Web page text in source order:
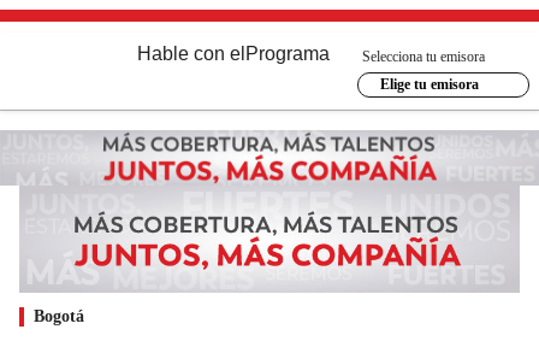
Hable con el Programa
Selecciona tu emisora
Elige tu emisora
Bogotá